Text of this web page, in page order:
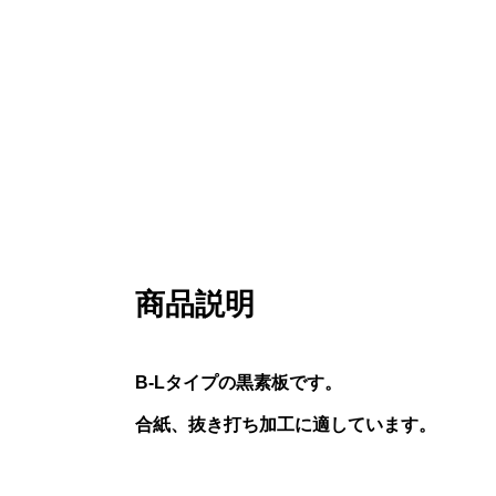
商品説明
B-Lタイプの黒素板です。
合紙、抜き打ち加工に適しています。